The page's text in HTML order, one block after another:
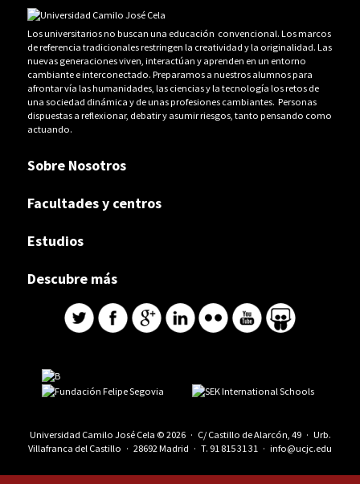
Los universitarios no buscan una educación convencional. Los marcos
de referencia tradicionales restringen la creatividad y la originalidad. Las
nuevas generaciones viven, interactúan y aprenden en un entorno
cambiante e interconectado. Preparamos a nuestros alumnos para
afrontar vía las humanidades, las ciencias y la tecnología los retos de
una sociedad dinámica y de unas profesiones cambiantes. Personas
dispuestas a reflexionar, debatir y asumir riesgos, tanto pensando como
actuando.
Sobre Nosotros
Facultades y centros
Estudios
Descubre más
Universidad Camilo José Cela © 2026 · C/ Castillo de Alarcón, 49 · Urb.
Villafranca del Castillo · 28692 Madrid · T. 91 815 31 31 · info@ucjc.edu